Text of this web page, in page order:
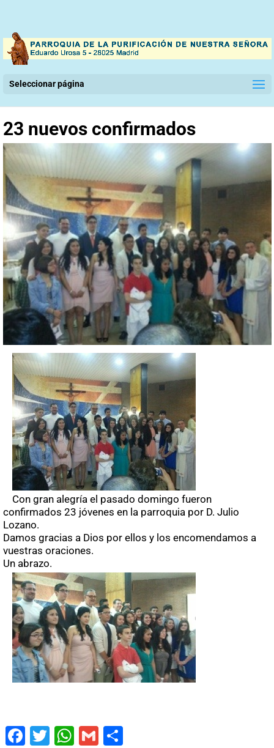
Seleccionar página
23 nuevos confirmados
Con gran alegría el pasado domingo fueron
confirmados 23 jóvenes en la parroquia por D. Julio
Lozano.
Damos gracias a Dios por ellos y los encomendamos a
vuestras oraciones.
Un abrazo.
Fac
Twit
Wha
Gm